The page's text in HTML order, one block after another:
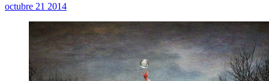
octubre 21 2014